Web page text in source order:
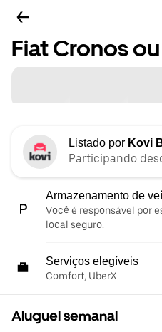
Fiat Cronos
Listado por Kovi
Participando
Armazenamento de
Você é responsável por
local seguro.
Serviços elegíveis
Comfort, UberX
Aluguel semanal